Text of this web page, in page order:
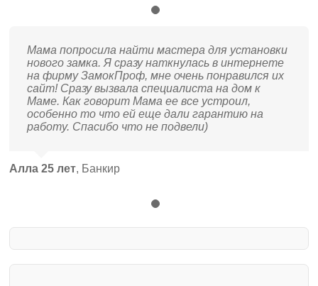
Мама попросила найти мастера для установки
нового замка. Я сразу наткнулась в интернете
на фирму ЗамокПроф, мне очень понравился их
сайт! Сразу вызвала специалиста на дом к
Маме. Как говорит Мама ее все устроил,
особенно то что ей еще дали гарантию на
работу. Спасибо что не подвели)
Алла 25 лет, Банкир